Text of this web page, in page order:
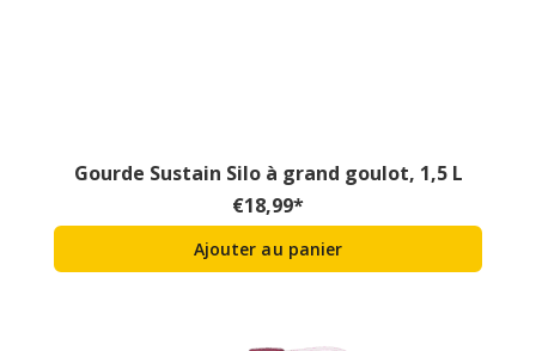
Gourde Sustain Silo à grand goulot, 1,5 L
€18,99*
Ajouter au panier